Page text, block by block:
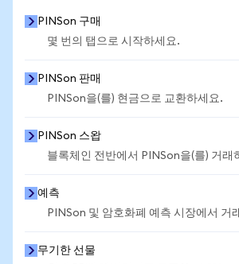
PINSon 구매
몇 번의 탭으로 시작하세요.
PINSon 판매
PINSon을(를) 현금으로 교환하세요.
PINSon 스왑
블록체인 전반에서 PINSon을(를) 거래
예측
PINSon 및 암호화폐 예측 시장에서 거
무기한 선물